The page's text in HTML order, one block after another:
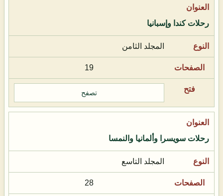
رحلات كندا وإسبانيا
المجلد الثامن
19
تصفح
رحلات سويسرا وألمانيا والنمسا
المجلد التاسع
28